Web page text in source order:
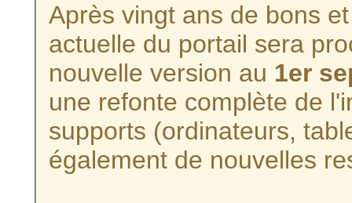
Après vingt ans de bons
actuelle du portail sera
nouvelle version au 1er
une refonte complète de
supports (ordinateurs,
également de nouvelles